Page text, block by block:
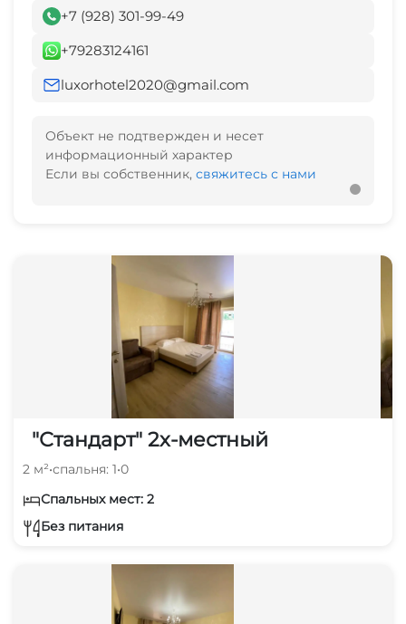
+7 (928) 301-99-49
+79283124161
luxorhotel2020@gmail.com
Объект не подтвержден и несет
информационный характер
Если вы собственник, свяжитесь с нами
"Стандарт" 2х-местный
2 м²•спальня: 1•0
Спальных мест: 2
Без питания